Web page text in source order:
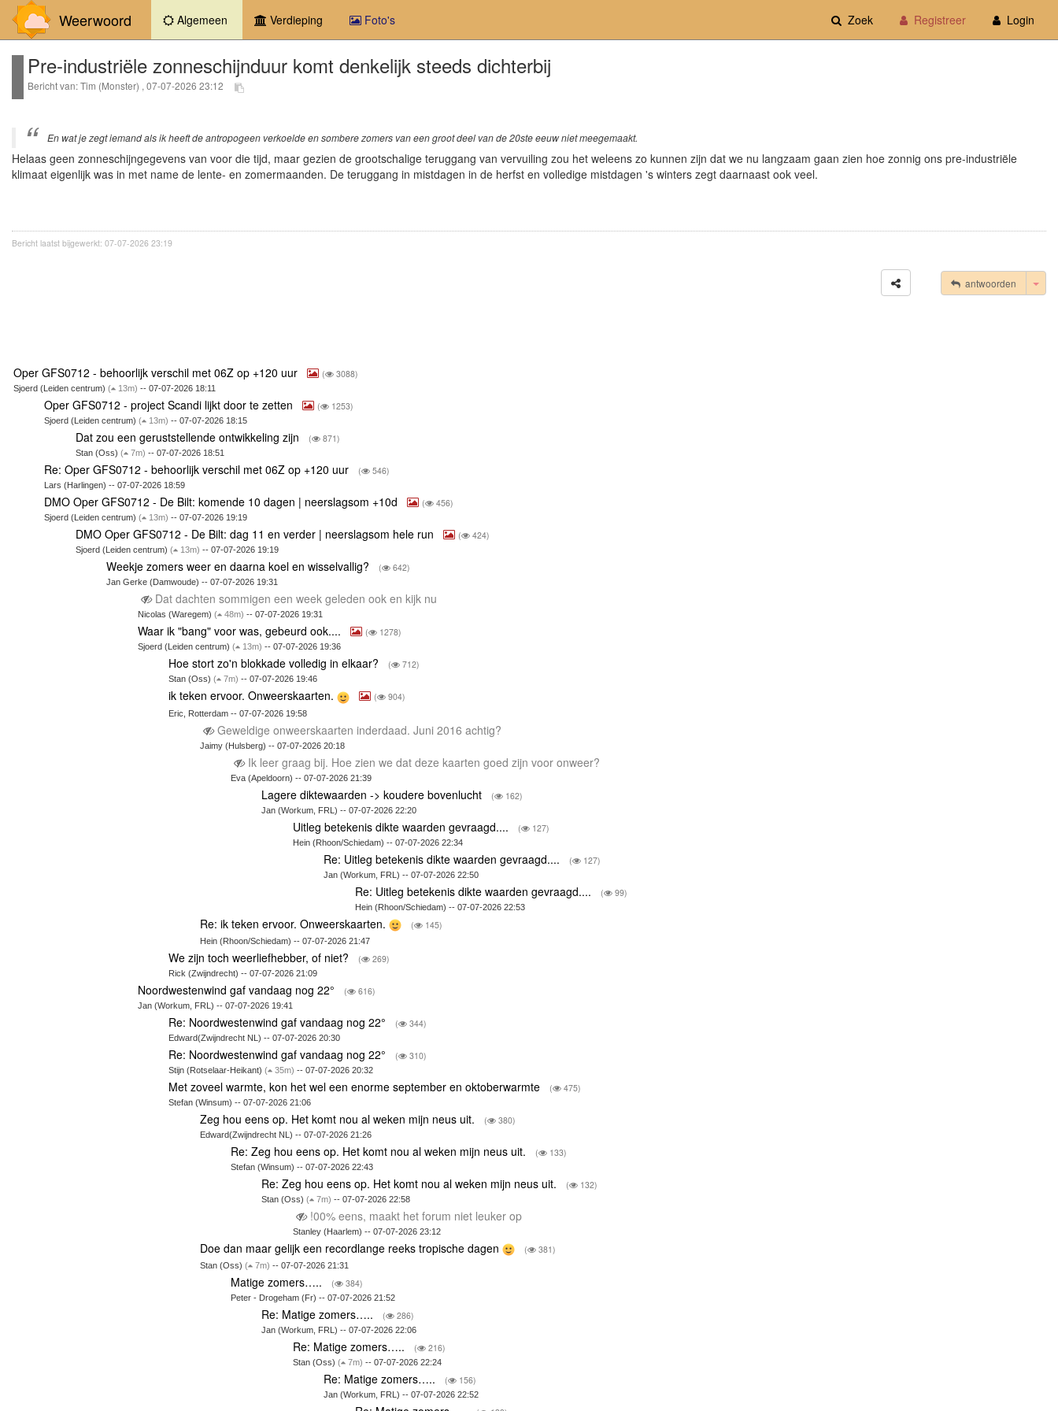
Weerwoord Algemeen (current)Verdieping Foto's Zoek Registreer Login
Pre-industriële zonneschijnduur komt denkelijk steeds dichterbij
Bericht van: Tim (Monster) , 07-07-2026 23:12
En wat je zegt iemand als ik heeft de antropogeen verkoelde en sombere zomers van een groot deel van de 20ste eeuw niet meegemaakt.
Helaas geen zonneschijngegevens van voor die tijd, maar gezien de grootschalige teruggang van vervuiling zou het weleens zo kunnen zijn dat we nu langzaam gaan zien hoe zonnig ons pre-industriële
klimaat eigenlijk was in met name de lente- en zomermaanden. De teruggang in mistdagen in de herfst en volledige mistdagen 's winters zegt daarnaast ook veel.
Bericht laatst bijgewerkt: 07-07-2026 23:19
antwoorden
Oper GFS0712 - behoorlijk verschil met 06Z op +120 uur ( 3088)
Sjoerd (Leiden centrum) ( 13m) -- 07-07-2026 18:11
Oper GFS0712 - project Scandi lijkt door te zetten ( 1253)
Sjoerd (Leiden centrum)( 13m) -- 07-07-2026 18:15
Dat zou een geruststellende ontwikkeling zijn ( 871)
Stan (Oss) ( 7m) -- 07-07-2026 18:51
Re: Oper GFS0712 - behoorlijk verschil met 06Z op +120 uur ( 546)
Lars (Harlingen) -- 07-07-2026 18:59
DMO Oper GFS0712 - De Bilt: komende 10 dagen | neerslagsom +10d ( 456)
Sjoerd (Leiden centrum)( 13m) -- 07-07-2026 19:19
DMO Oper GFS0712 - De Bilt: dag 11 en verder | neerslagsom hele run ( 424)
Sjoerd (Leiden centrum) ( 13m) -- 07-07-2026 19:19
Weekje zomers weer en daarna koel en wisselvallig? ( 642)
Jan Gerke (Damwoude) -- 07-07-2026 19:31
Dat dachten sommigen een week geleden ook en kijk nu
Nicolas (Waregem) ( 48m) -- 07-07-2026 19:31
Waar ik "bang" voor was, gebeurd ook.... ( 1278)
Sjoerd (Leiden centrum) ( 13m) -- 07-07-2026 19:36
Hoe stort zo'n blokkade volledig in elkaar? ( 712)
Stan (Oss)( 7m) -- 07-07-2026 19:46
ik teken ervoor. Onweerskaarten. ( 904)
Eric, Rotterdam -- 07-07-2026 19:58
Geweldige onweerskaarten inderdaad. Juni 2016 achtig?
Jaimy (Hulsberg) -- 07-07-2026 20:18
Ik leer graag bij. Hoe zien we dat deze kaarten goed zijn voor onweer?
Eva (Apeldoorn) -- 07-07-2026 21:39
Lagere diktewaarden -> koudere bovenlucht ( 162)
Jan (Workum, FRL) -- 07-07-2026 22:20
Uitleg betekenis dikte waarden gevraagd.... ( 127)
Hein (Rhoon/Schiedam) -- 07-07-2026 22:34
Re: Uitleg betekenis dikte waarden gevraagd.... ( 127)
Jan (Workum, FRL) -- 07-07-2026 22:50
Re: Uitleg betekenis dikte waarden gevraagd.... ( 99)
Hein (Rhoon/Schiedam) -- 07-07-2026 22:53
Re: ik teken ervoor. Onweerskaarten. ( 145)
Hein (Rhoon/Schiedam) -- 07-07-2026 21:47
We zijn toch weerliefhebber, of niet? ( 269)
Rick (Zwijndrecht) -- 07-07-2026 21:09
Noordwestenwind gaf vandaag nog 22° ( 616)
Jan (Workum, FRL) -- 07-07-2026 19:41
Re: Noordwestenwind gaf vandaag nog 22° ( 344)
Edward(Zwijndrecht NL) -- 07-07-2026 20:30
Re: Noordwestenwind gaf vandaag nog 22° ( 310)
Stijn (Rotselaar-Heikant)( 35m) -- 07-07-2026 20:32
Met zoveel warmte, kon het wel een enorme september en oktoberwarmte ( 475)
Stefan (Winsum) -- 07-07-2026 21:06
Zeg hou eens op. Het komt nou al weken mijn neus uit. ( 380)
Edward(Zwijndrecht NL) -- 07-07-2026 21:26
Re: Zeg hou eens op. Het komt nou al weken mijn neus uit. ( 133)
Stefan (Winsum) -- 07-07-2026 22:43
Re: Zeg hou eens op. Het komt nou al weken mijn neus uit. ( 132)
Stan (Oss)( 7m) -- 07-07-2026 22:58
!00% eens, maakt het forum niet leuker op
Stanley (Haarlem) -- 07-07-2026 23:12
Doe dan maar gelijk een recordlange reeks tropische dagen ( 381)
Stan (Oss) ( 7m) -- 07-07-2026 21:31
Matige zomers….. ( 384)
Peter - Drogeham (Fr) -- 07-07-2026 21:52
Re: Matige zomers….. ( 286)
Jan (Workum, FRL) -- 07-07-2026 22:06
Re: Matige zomers….. ( 216)
Stan (Oss) ( 7m) -- 07-07-2026 22:24
Re: Matige zomers….. ( 156)
Jan (Workum, FRL) -- 07-07-2026 22:52